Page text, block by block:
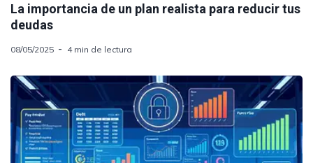
La importancia de un plan realista para reducir tus
deudas
08/05/2025 4 min de lectura